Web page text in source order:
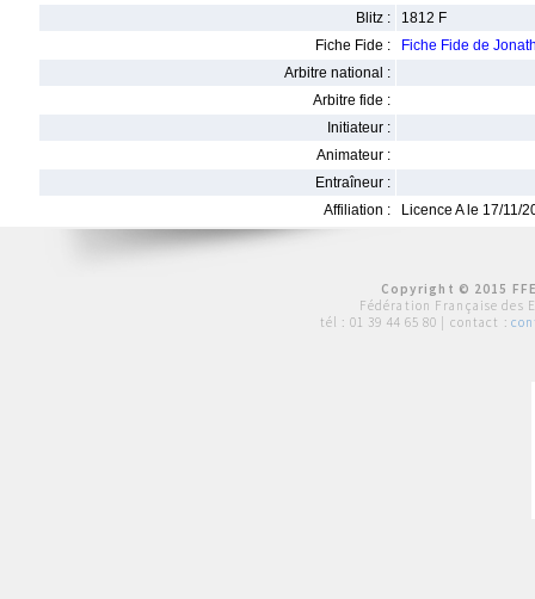
Blitz :
1812 F
Fiche Fide :
Fiche Fide de
Arbitre national :
Arbitre fide :
Initiateur :
Animateur :
Entraîneur :
Affiliation :
Licence A le 17/11/
Copyright © 2015
Fédération Française des
tél : 01 39 44 65 80 | contact :